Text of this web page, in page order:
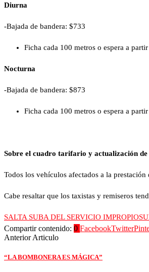
Diurna
-Bajada de bandera: $733
Ficha cada 100 metros o espera a
Nocturna
-Bajada de bandera: $873
Ficha cada 100 metros o espera a
Sobre el cuadro tarifario y actualización
Todos los vehículos afectados a la
Cabe resaltar que los taxistas y remiseros
SALTA SUBA DEL SERVICIO IMPROPIO
Compartir contenido: 0 FacebookTwitter
Anterior Articulo
“LA BOMBONERA ES MÁGICA”